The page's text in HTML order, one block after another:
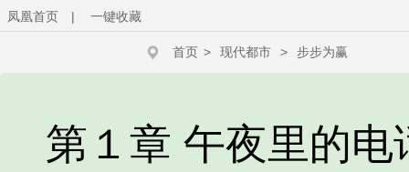
凤凰首页 | 一键收藏
首页 > 现代都市 > 步步为赢
第１章 午夜里的电